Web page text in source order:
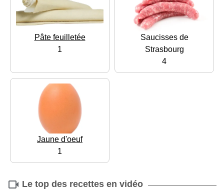
Pâte feuilletée
1
Saucisses de
Strasbourg
4
Jaune d'oeuf
1
Le top des recettes en vidéo